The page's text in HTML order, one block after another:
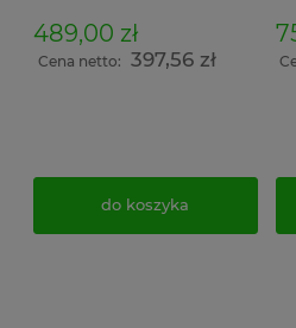
przenoszenie
489,00 zł
Cena netto: 397,56 zł
do koszyka